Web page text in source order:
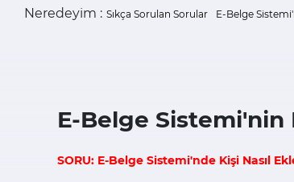
Neredeyim : Sıkça Sorulan Sorular E-Belge
E-Belge Sistemi'nin
SORU: E-Belge Sistemi'nde Kişi Nasıl